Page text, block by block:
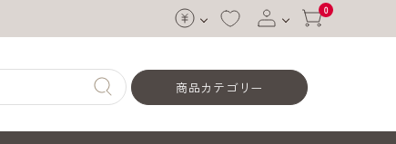
会員登録
0
商品カテゴリー